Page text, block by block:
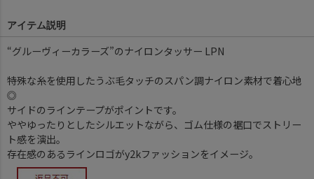
アイテム説明
“グルーヴィーカラーズ”のナイロンタッサー LPN
特殊な糸を使用したうぶ毛タッチのスパン調ナイロン素材で着心地
◎
サイドのラインテープがポイントです。
ややゆったりとしたシルエットながら、ゴム仕様の裾口でストリー
ト感を演出。
存在感のあるラインロゴがy2kファッションをイメージ。